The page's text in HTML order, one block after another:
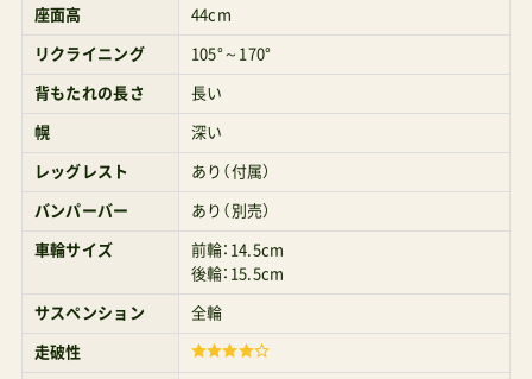
マニアにしか意味不明なことを書いているように
思われるかもしれないが、つまりは互角である。価
格もイーブンだ。いろいろオプション品の豊富さ
はジュールズもバガブー並にある。いろいろ買い
足していくと、こいつが高級ベビーカーであるこ
とを改めて痛感させられる(T_T)で、身長の制約以
外に私が注目している選び分けのポイントがあ
る。それが、GMPインターナショナルは覚悟を決め
てずっと国内では未販売だった「バシネット（コッ
ト）」を今回は販売するのかどうか？という点。あ
座面高 44cm
リクライニング 105°～170°
背もたれの長さ 長い
幌 深い
レッグレスト あり（付属）
バンパーバー あり（別売）
車輪サイズ
前輪：14.5cm
後輪：15.5cm
サスペンション 全輪
走破性